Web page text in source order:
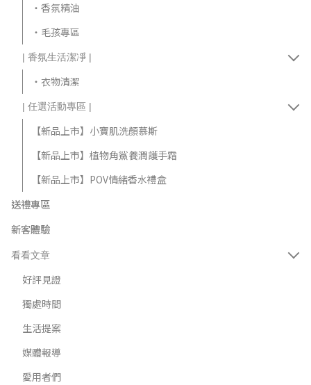
‧香氛精油
‧毛孩專區
| 香氛生活潔凈 |
‧衣物清潔
| 任選活動專區 |
【新品上市】小寶肌洗顏慕斯
【新品上市】植物角鯊養潤護手霜
【新品上市】POV情緒香水禮盒
送禮專區
新客體驗
看看文章
好評見證
獨處時間
生活提案
媒體報導
愛用者們